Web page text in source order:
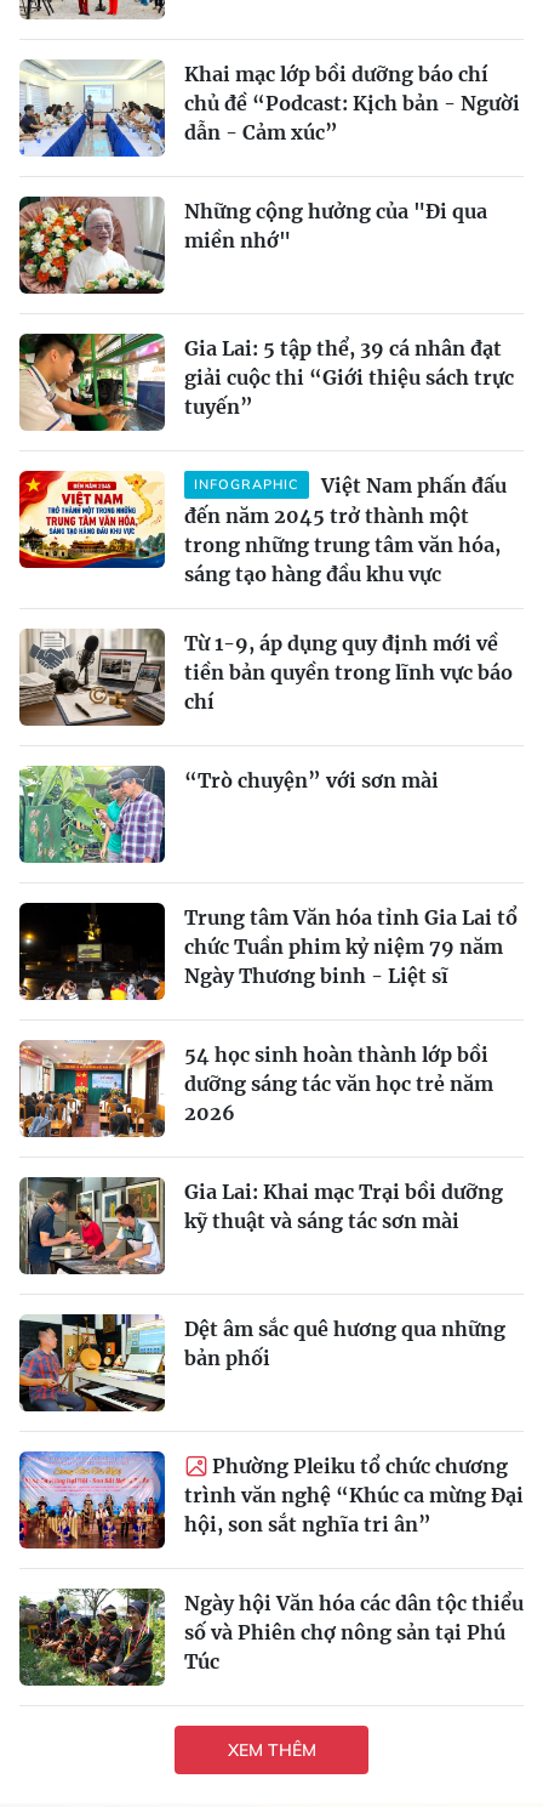
Khai mạc lớp bồi dưỡng báo chí
chủ đề “Podcast: Kịch bản - Người
dẫn - Cảm xúc”
Những cộng hưởng của "Đi qua
miền nhớ"
Gia Lai: 5 tập thể, 39 cá nhân đạt
giải cuộc thi “Giới thiệu sách trực
tuyến”
INFOGRAPHIC
Việt Nam phấn đấu
đến năm 2045 trở thành một
trong những trung tâm văn hóa,
sáng tạo hàng đầu khu vực
Từ 1-9, áp dụng quy định mới về
tiền bản quyền trong lĩnh vực báo
chí
“Trò chuyện” với sơn mài
Trung tâm Văn hóa tỉnh Gia Lai tổ
chức Tuần phim kỷ niệm 79 năm
Ngày Thương binh - Liệt sĩ
54 học sinh hoàn thành lớp bồi
dưỡng sáng tác văn học trẻ năm
2026
Gia Lai: Khai mạc Trại bồi dưỡng
kỹ thuật và sáng tác sơn mài
Dệt âm sắc quê hương qua những
bản phối
Phường Pleiku tổ chức chương
trình văn nghệ “Khúc ca mừng Đại
hội, son sắt nghĩa tri ân”
Ngày hội Văn hóa các dân tộc thiểu
số và Phiên chợ nông sản tại Phú
Túc
XEM THÊM